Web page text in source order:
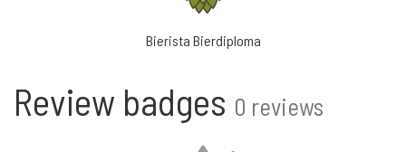
Bierista Bierdiploma
Review badges 0 reviews